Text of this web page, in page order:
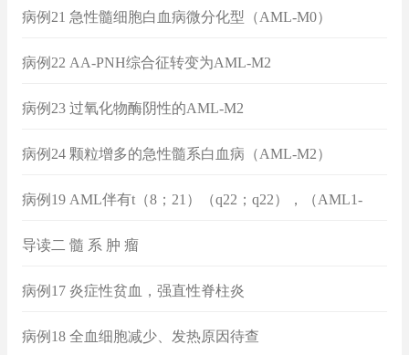
病例21 急性髓细胞白血病微分化型（AML-M0）
病例22 AA-PNH综合征转变为AML-M2
病例23 过氧化物酶阴性的AML-M2
病例24 颗粒增多的急性髓系白血病（AML-M2）
病例19 AML伴有t（8；21）（q22；q22），（AML1-
导读二 髓 系 肿 瘤
病例17 炎症性贫血，强直性脊柱炎
病例18 全血细胞减少、发热原因待查